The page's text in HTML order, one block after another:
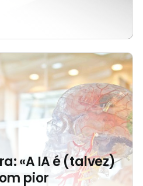
«A IA é (talvez)
pior